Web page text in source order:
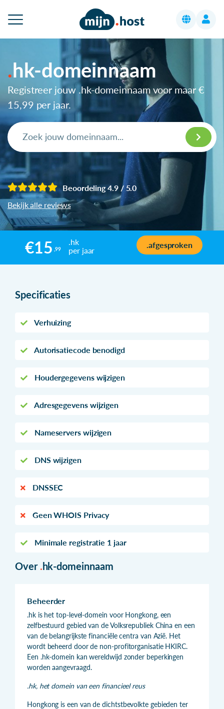
hk-domeinnaam
Registreer jouw .hk-domeinnaam voor maar €
15,99 per jaar.
Beoordeling 4.9 / 5.0
Bekijk alle reviews
€15 ,99
.hk
per jaar
.afgesproken
Specificaties
Verhuizing
Autorisatiecode benodigd
Houdergegevens wijzigen
Adresgegevens wijzigen
Nameservers wijzigen
DNS wijzigen
DNSSEC
Geen WHOIS Privacy
Minimale registratie 1 jaar
Over .hk-domeinnaam
Beheerder
.hk is het top-level-domein voor Hongkong, een
zelfbestuurd gebied van de Volksrepubliek China en een
van de belangrijkste financiële centra van Azië. Het
wordt beheerd door de non-profitorganisatie HKIRC.
Een .hk-domein kan wereldwijd zonder beperkingen
worden aangevraagd.
.hk, het domein van een financieel reus
Hongkong is een van de dichtstbevolkte gebieden ter